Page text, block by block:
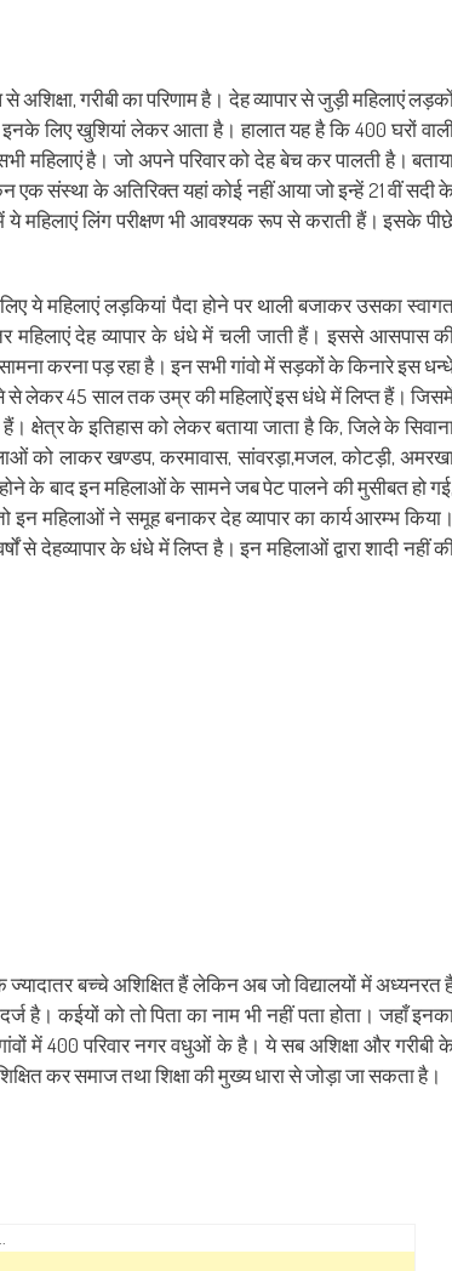
गरीबी का परिणाम है। देह व्यापार से जुड़ी महिलाएं
लिए खुशियां लेकर आता है। हालात यह है कि 400 घरों
महिलाएं है। जो अपने परिवार को देह बेच कर पालती है।
एक संस्था के अतिरिक्त यहां कोई नहीं आया जो इन्हें 21 वीं सदी
लिंग परीक्षण भी आवश्यक रूप से कराती हैं। इसके
ये महिलाएं लड़कियां पैदा होने पर थाली बजाकर उसका
देह व्यापार के धंधे में चली जाती हैं। इससे आसपास
करना पड़ रहा है। इन सभी गांवो में सड़कों के किनारे इस
से लेकर 45 साल तक उम्र की महिलाऐं इस धंधे में लिप्त हैं।
क्षेत्र के इतिहास को लेकर बताया जाता है कि, जिले के
को लाकर खण्डप, करमावास, सांवरड़ा,मजल, कोटड़ी,
के बाद इन महिलाओं के सामने जब पेट पालने की मुसीबत हो गई,
इन महिलाओं ने समूह बनाकर देह व्यापार का कार्य आरम्भ किया।
से देहव्यापार के धंधे में लिप्त है। इन महिलाओं द्वारा शादी नहीं
बच्चे अशिक्षित हैं लेकिन अब जो विद्यालयों में अध्यनरत
है। कईयों को तो पिता का नाम भी नहीं पता होता। जहाँ
में 400 परिवार नगर वधुओं के है। ये सब अशिक्षा और गरीबी
कर समाज तथा शिक्षा की मुख्य धारा से जोड़ा जा सकता है।